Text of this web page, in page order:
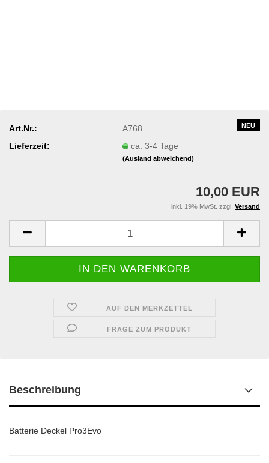
NEU
Art.Nr.:
A768
Lieferzeit:
ca. 3-4 Tage
(Ausland abweichend)
10,00 EUR
inkl. 19% MwSt. zzgl. Versand
AUF DEN MERKZETTEL
FRAGE ZUM PRODUKT
Beschreibung
Batterie Deckel Pro3Evo